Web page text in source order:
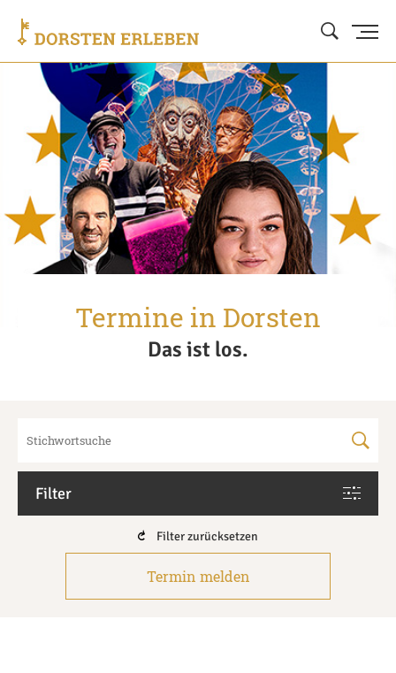
Termine in Dorsten
Das ist los.
Filter
Filter zurücksetzen
Termin melden